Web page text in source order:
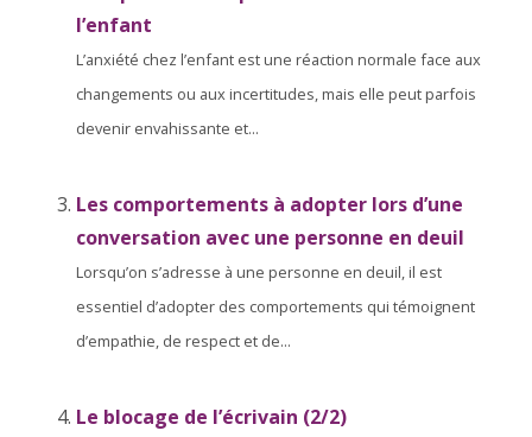
l’enfant
L’anxiété chez l’enfant est une réaction normale face aux
changements ou aux incertitudes, mais elle peut parfois
devenir envahissante et...
Les comportements à adopter lors d’une
conversation avec une personne en deuil
Lorsqu’on s’adresse à une personne en deuil, il est
essentiel d’adopter des comportements qui témoignent
d’empathie, de respect et de...
Le blocage de l’écrivain (2/2)